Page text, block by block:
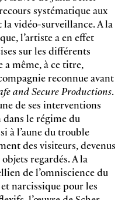
systématique aux
vidéo-surveillance. A la
l’artiste a en effet
sur les différents
a même, à ce titre,
reconnue avant
and Secure Productions.
de ses interventions
dans le régime du
à l’aune du trouble
des visiteurs, devenus
regardés. A la
de l’omniscience du
narcissique pour les